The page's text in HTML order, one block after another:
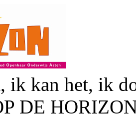
ik kan het, ik
DE